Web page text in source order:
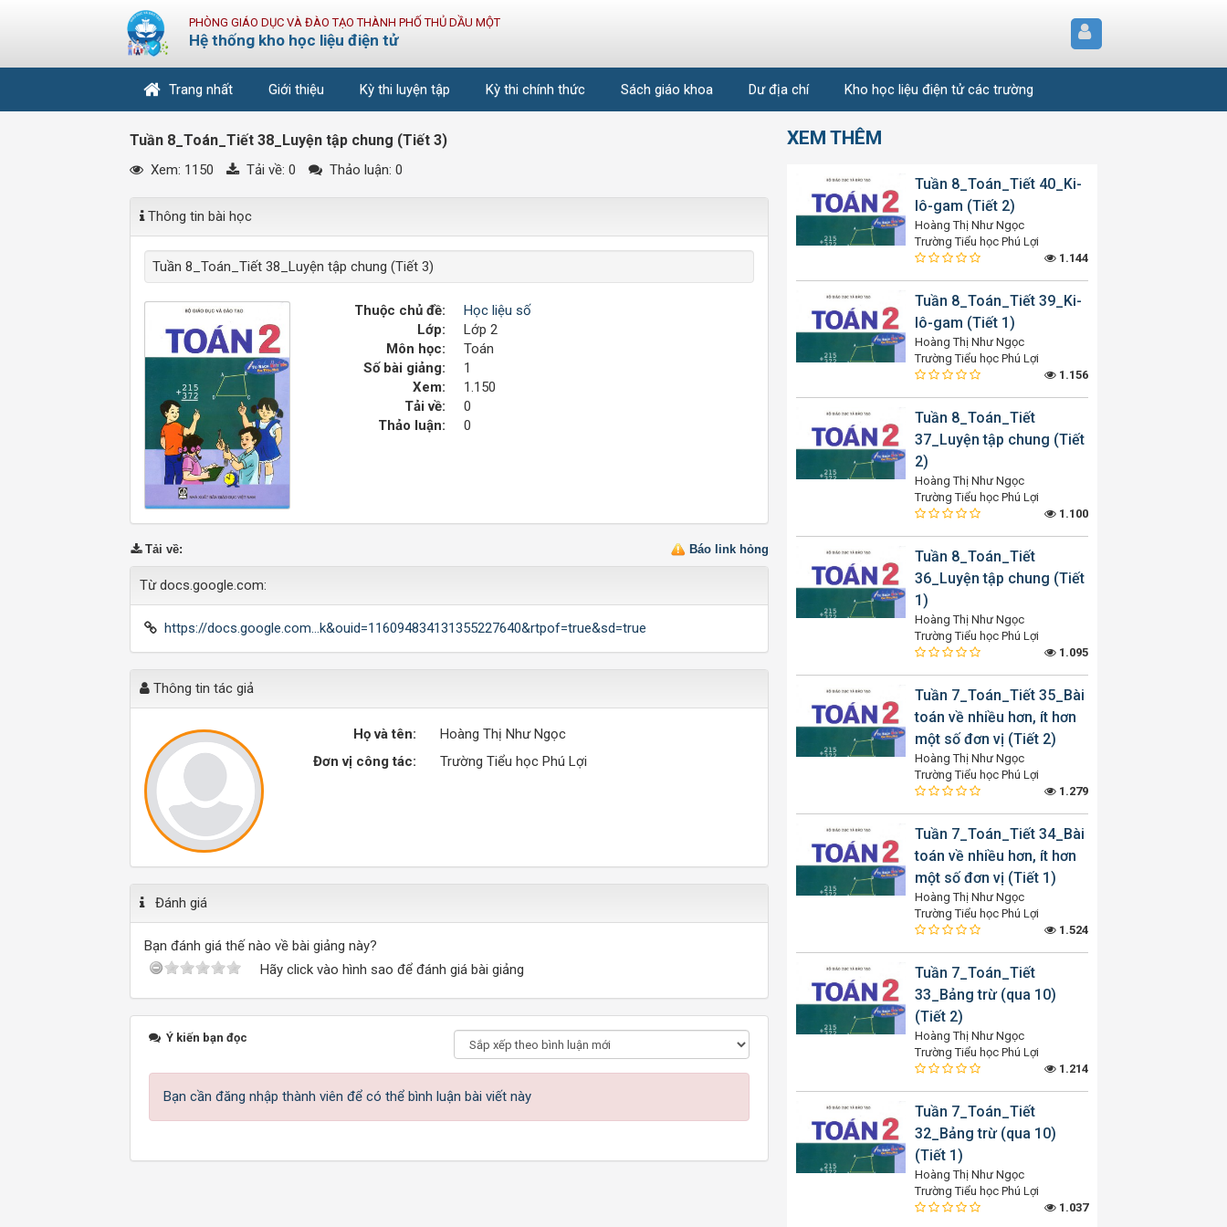
PHÒNG GIÁO DỤC VÀ ĐÀO TẠO THÀNH PHỐ THỦ DẦU MỘT
Hệ thống kho học liệu điện tử
Trang nhất Giới thiệu Kỳ thi luyện tập Kỳ thi chính thức Sách giáo khoa Dư địa chí Kho học liệu điện tử các trường
Tuần 8_Toán_Tiết 38_Luyện tập chung (Tiết 3)
Xem: 1150 Tải về: 0 Thảo luận: 0
Thông tin bài học
Tuần 8_Toán_Tiết 38_Luyện tập chung (Tiết 3)
Thuộc chủ đề:
Học liệu số
Lớp:
Lớp 2
Môn học:
Toán
Số bài giảng:
1
Xem:
1.150
Tải về:
0
Thảo luận:
0
Báo link hỏng
Tải về:
Từ docs.google.com:
https://docs.google.com...k&ouid=116094834131355227640&rtpof=true&sd=true
Thông tin tác giả
Họ và tên:
Hoàng Thị Như Ngọc
Đơn vị công tác:
Trường Tiểu học Phú Lợi
Đánh giá
Bạn đánh giá thế nào về bài giảng này?
Hãy click vào hình sao để đánh giá bài giảng
Ý kiến bạn đọc
Bạn cần đăng nhập thành viên để có thể bình luận bài viết này
XEM THÊM
Tuần 8_Toán_Tiết 40_Ki-
lô-gam (Tiết 2)
Hoàng Thị Như Ngọc
Trường Tiểu học Phú Lợi
1.144
Tuần 8_Toán_Tiết 39_Ki-
lô-gam (Tiết 1)
Hoàng Thị Như Ngọc
Trường Tiểu học Phú Lợi
1.156
Tuần 8_Toán_Tiết
37_Luyện tập chung (Tiết
2)
Hoàng Thị Như Ngọc
Trường Tiểu học Phú Lợi
1.100
Tuần 8_Toán_Tiết
36_Luyện tập chung (Tiết
1)
Hoàng Thị Như Ngọc
Trường Tiểu học Phú Lợi
1.095
Tuần 7_Toán_Tiết 35_Bài
toán về nhiều hơn, ít hơn
một số đơn vị (Tiết 2)
Hoàng Thị Như Ngọc
Trường Tiểu học Phú Lợi
1.279
Tuần 7_Toán_Tiết 34_Bài
toán về nhiều hơn, ít hơn
một số đơn vị (Tiết 1)
Hoàng Thị Như Ngọc
Trường Tiểu học Phú Lợi
1.524
Tuần 7_Toán_Tiết
33_Bảng trừ (qua 10)
(Tiết 2)
Hoàng Thị Như Ngọc
Trường Tiểu học Phú Lợi
1.214
Tuần 7_Toán_Tiết
32_Bảng trừ (qua 10)
(Tiết 1)
Hoàng Thị Như Ngọc
Trường Tiểu học Phú Lợi
1.037